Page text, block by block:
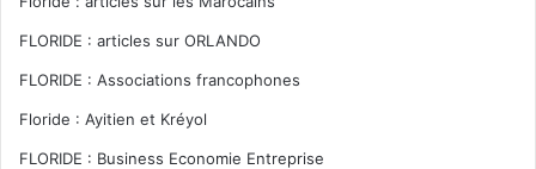
FLORIDE : articles sur ORLANDO
FLORIDE : Associations francophones
Floride : Ayitien et Kréyol
FLORIDE : Business Economie Entreprise